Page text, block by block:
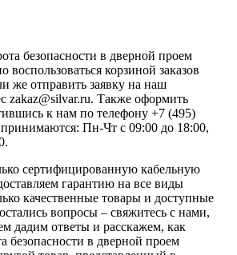
безопасности в дверной проем
воспользоваться корзиной заказов
же отправить заявку на наш
zakaz@silvar.ru. Также оформить
к нам по телефону +7 (495)
Пн-Чт с 09:00 до 18:00,
сертифицированную кабельную
гарантию на все виды
качественные товары и доступные
вопросы – свяжитесь с нами,
дадим ответы и расскажем, как
безопасности в дверной проем